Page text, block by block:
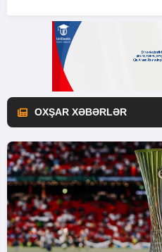
OXŞAR XƏBƏRLƏR